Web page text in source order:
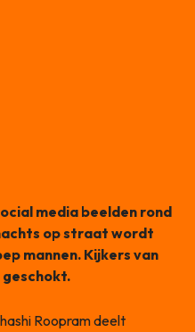
media beelden rond
op straat wordt
mannen. Kijkers van
geschokt.
Roopram deelt